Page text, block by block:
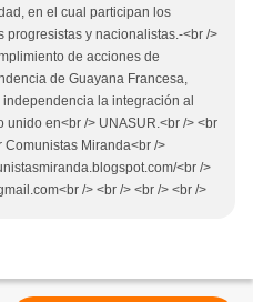
en el cual participan los
progresistas y nacionalistas.-<br />
de acciones de
de Guayana Francesa,
la integración al
en<br /> UNASUR.<br /> <br
Comunistas Miranda<br />
<br />
/> <br /> <br /> <br />